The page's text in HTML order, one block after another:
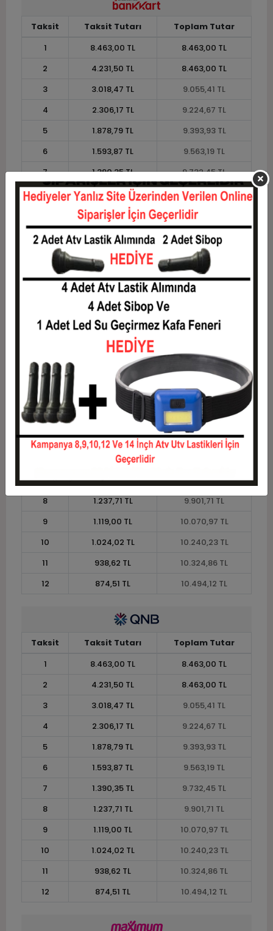
Taksit Taksit Tutarı
Toplam Tutar
1
8.463,00 TL
8.463,00 TL
2
4.231,50 TL
8.463,00 TL
3
3.018,47 TL
9.055,41 TL
4
2.306,17 TL
9.224,67 TL
5
1.878,79 TL
9.393,93 TL
6
1.593,87 TL
9.563,19 TL
7
1.390,35 TL
9.732,45 TL
8
1.237,71 TL
9.901,71 TL
1.119,00 TL
10.070,97 TL
10
1.024,02 TL
10.240,23 TL
938,62 TL
10.324,86 TL
12
874,51 TL 10.494,12 TL
Taksit Tutarı
8.463,00 TL
8.463,00 TL
2
4.231,50 TL
8.463,00 TL
3.018,47 TL
9.055,41 TL
4
2.306,17 TL
9.224,67 TL
5
1.878,79 TL
9.393,93 TL
1.593,87 TL
7
1.390,35 TL
9.732,45 TL
8
1.237,71 TL
9.901,71 TL
9
1.119,00 TL
10.070,97 TL
10
1.024,02 TL
10.240,23 TL
11
938,62 TL
10.324,86 TL
12
874,51 TL 10.494,12 TL
Taksit Taksit Tutarı
Toplam Tutar
1
8.463,00 TL
8.463,00 TL
2
4.231,50 TL
8.463,00 TL
3
3.018,47 TL
9.055,41 TL
4
2.306,17 TL
9.224,67 TL
5
1.878,79 TL
9.393,93 TL
6
1.593,87 TL
9.563,19 TL
7
1.390,35 TL
9.732,45 TL
8
1.237,71 TL
9.901,71 TL
9
1.119,00 TL
10.070,97 TL
10
1.024,02 TL
10.240,23 TL
11
938,62 TL
10.324,86 TL
12
874,51 TL 10.494,12 TL